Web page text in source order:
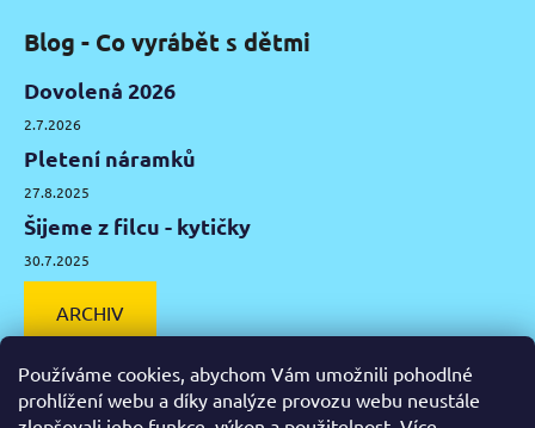
Používáme cookies, abychom Vám umožnili pohodlné
prohlížení webu a díky analýze provozu webu neustále
Blog - Co vyrábět s dětmi
Dovolená 2026
2.7.2026
Pletení náramků
27.8.2025
Šijeme z filcu - kytičky
30.7.2025
ARCHIV